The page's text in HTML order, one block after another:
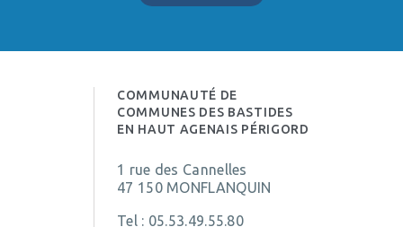
COMMUNAUTÉ DE
COMMUNES DES BASTIDES
EN HAUT AGENAIS PÉRIGORD
1 rue des Cannelles
47 150 MONFLANQUIN
Tel : 05.53.49.55.80